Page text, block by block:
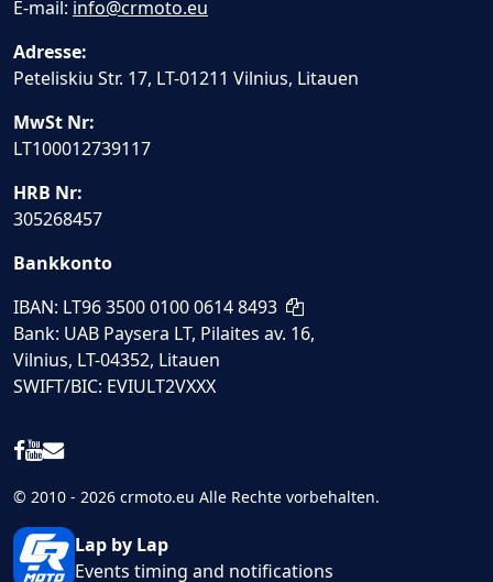
E-mail: info@crmoto.eu
Adresse:
Peteliskiu Str. 17, LT-01211 Vilnius, Litauen
MwSt Nr:
LT100012739117
HRB Nr:
305268457
Bankkonto
IBAN: LT96 3500 0100 0614 8493
Bank: UAB Paysera LT, Pilaites av. 16,
Vilnius, LT-04352, Litauen
SWIFT/BIC: EVIULT2VXXX
© 2010 - 2026 crmoto.eu Alle Rechte vorbehalten.
Lap by Lap
Events timing and notifications